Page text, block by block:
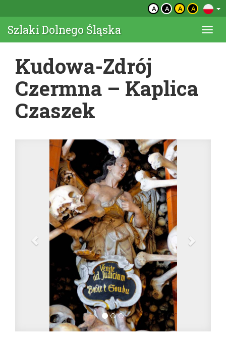
A A A A
Szlaki Dolnego Śląska
Kudowa-Zdrój
Czermna – Kaplica
Czaszek